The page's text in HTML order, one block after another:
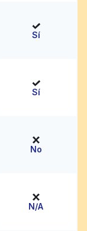
Sí
Sí
No
N/A